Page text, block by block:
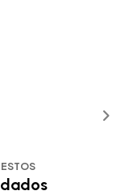
ESTOS